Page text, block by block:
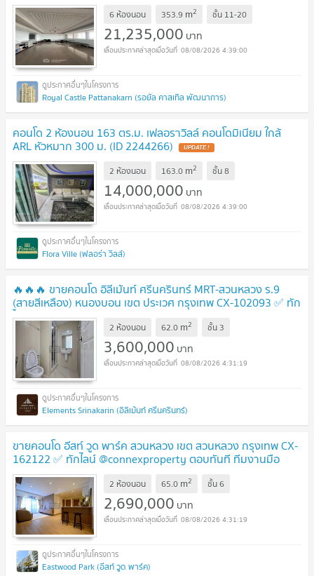
6 ห้องนอน 353.9 m2 ชั้น 11-20
21,235,000 บาท
08/08/2026 4:39:00
Royal Castle Pattanakarn (รอยัล คาสเทิล พัฒนาการ)
คอนโด 2 ห้องนอน 163 ตร.ม. เฟลอราวิลล์ คอนโดมิเนียม ใกล้
ARL หัวหมาก 300 ม. (ID 2244266) UPDATE !
2 ห้องนอน 163.0 m2 ชั้น8
14,000,000 บาท
08/08/2026 4:39:00
Flora Ville (ฟลอร่า วิลล์)
🔥🔥🔥 ขายคอนโด อิลีเม้นท์ ศรีนครินทร์ MRT-สวนหลวง ร.9
(สายสีเหลือง) หนองบอน เขต ประเวศ กรุงเทพ CX-102093 ✅ ทัก
ไลน์ @connexproperty ตอบทันที ทีมงานมืออาชีพ ✅ 🔥🔥🔥
UPDATE ! 2 ห้องนอน 62.0 m2 ชั้น 3
3,600,000 บาท
08/08/2026 4:31:19
Elements Srinakarin (อิลิเม้นท์ ศรีนครินทร์)
ขายคอนโด อีสท์ วูด พาร์ค สวนหลวง เขต สวนหลวง กรุงเทพ CX-
162122 ✅ ทักไลน์ @connexproperty ตอบทันที ทีมงานมือ
อาชีพ ✅ UPDATE !
2 ห้องนอน 65.0 m2 ชั้น6
2,690,000 บาท
08/08/2026 4:31:19
Eastwood Park (อีสท์ วูด พาร์ค)